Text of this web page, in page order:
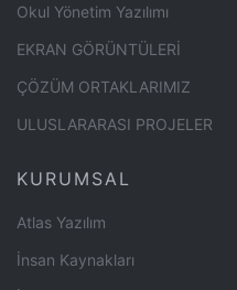
Okul Yönetim Yazılımı
EKRAN GÖRÜNTÜLERİ
ÇÖZÜM ORTAKLARIMIZ
ULUSLARARASI PROJELER
KURUMSAL
Atlas Yazılım
İnsan Kaynakları